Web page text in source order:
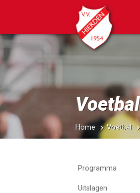
Voetbal
Home Voetbal
Programma
Uitslagen